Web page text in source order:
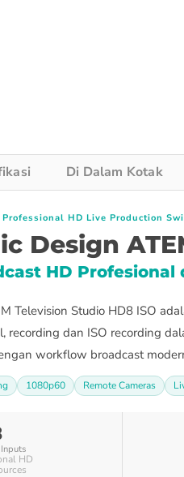
Di Dalam Kotak
HD Live Production
Design
HD Profesional
Television Studio HD8 ISO
recording dan ISO recording
workflow broadcast
1080p60 Remote Cameras
HD